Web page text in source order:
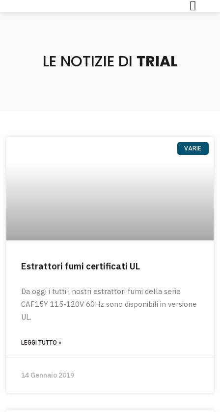
LE NOTIZIE DI TRIAL
VARIE
Estrattori fumi certificati UL
Da oggi i tutti i nostri estrattori fumi della serie
CAF15Y 115-120V 60Hz sono disponibili in versione
UL.
LEGGI TUTTO »
14 Gennaio 2019